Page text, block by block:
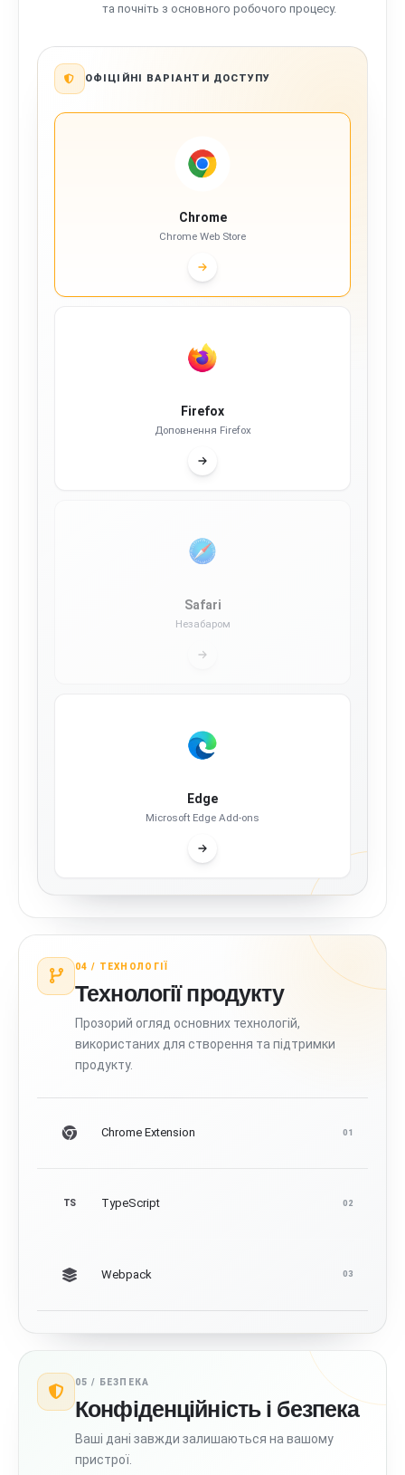
та почніть з основного робочого процесу.
ОФІЦІЙНІ ВАРІАНТИ ДОСТУПУ
Chrome
Chrome Web Store
Firefox
Доповнення Firefox
Safari
Незабаром
Edge
Microsoft Edge Add-ons
04 / ТЕХНОЛОГІЇ
Технології продукту
Прозорий огляд основних технологій,
використаних для створення та підтримки
продукту.
Chrome Extension 01
TS TypeScript 02
Webpack 03
05 / БЕЗПЕКА
Конфіденційність і безпека
Ваші дані завжди залишаються на вашому
пристрої.